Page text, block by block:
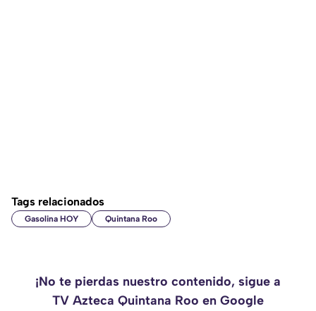
Tags relacionados
Gasolina HOY Quintana Roo
¡No te pierdas nuestro contenido, sigue a
TV Azteca Quintana Roo en Google